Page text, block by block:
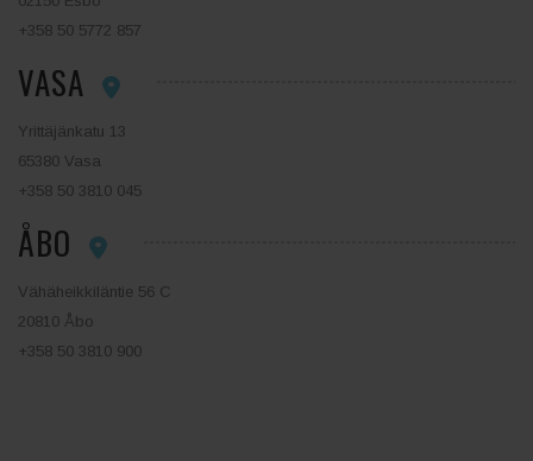
+358 50 5772 857
VASA
Yrittäjänkatu 13
65380 Vasa
+358 50 3810 045
ÅBO
Vähäheikkiläntie 56 C
20810 Åbo
+358 50 3810 900